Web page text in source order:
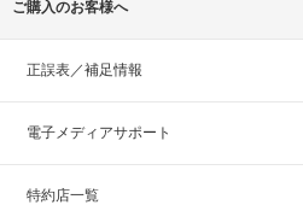
ご購入のお客様へ
正誤表／補足情報
電子メディアサポート
特約店一覧